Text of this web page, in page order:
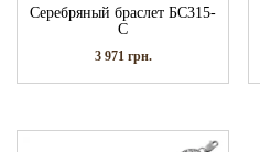
Серебряный браслет БС315-
С
3 971 грн.